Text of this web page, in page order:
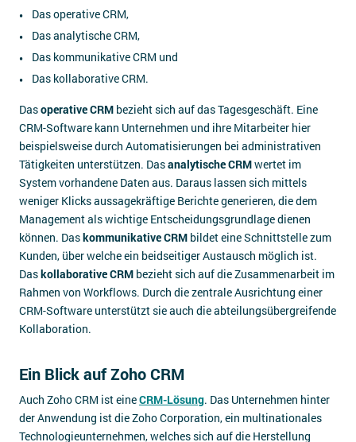
Das operative CRM,
Das analytische CRM,
Das kommunikative CRM und
Das kollaborative CRM.
Dasoperative CRM bezieht sich auf das Tagesgeschäft. Eine
CRM-Software kann Unternehmen und ihre Mitarbeiter hier
beispielsweise durch Automatisierungen bei administrativen
Tätigkeiten unterstützen. Dasanalytische CRMwertet im
System vorhandene Daten aus. Daraus lassen sich mittels
weniger Klicks aussagekräftige Berichte generieren, die dem
Management als wichtige Entscheidungsgrundlage dienen
können. Daskommunikative CRM bildet eine Schnittstelle zum
Kunden, über welche ein beidseitiger Austausch möglich ist.
Daskollaborative CRM bezieht sich auf die Zusammenarbeit im
Rahmen von Workflows. Durch die zentrale Ausrichtung einer
CRM-Software unterstützt sie auch die abteilungsübergreifende
Kollaboration.
Ein Blick auf Zoho CRM
Auch Zoho CRM ist eineCRM-Lösung. Das Unternehmen hinter
der Anwendung ist die Zoho Corporation, ein multinationales
Technologieunternehmen, welches sich auf die Herstellung